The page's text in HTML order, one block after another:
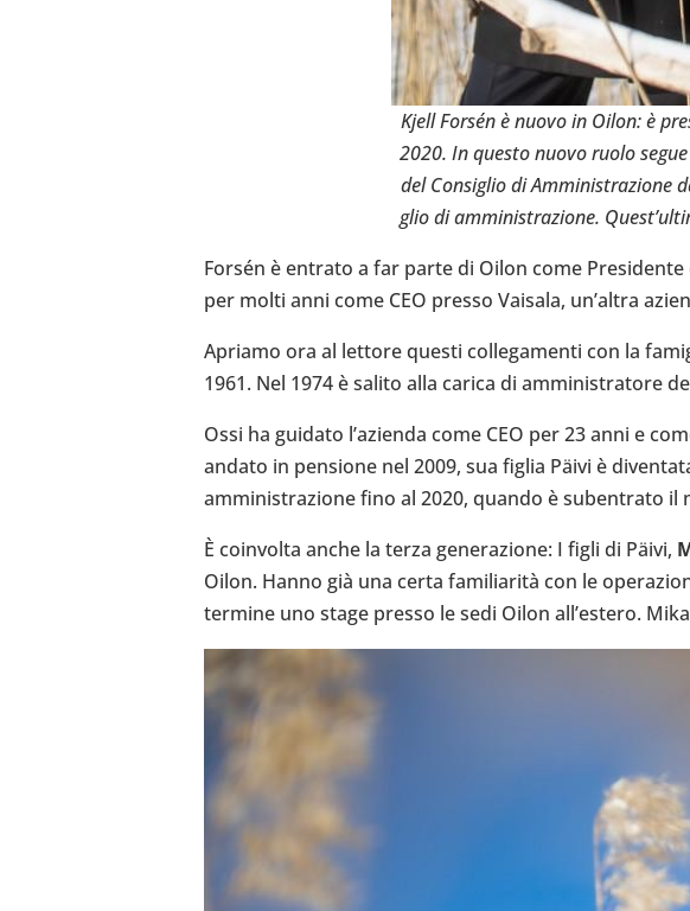
Kjell Forsén è nuovo in Oilon: è
2020. In questo nuovo ruolo
del Con­si­glio di Ammi­ni­stra­zione
glio di ammi­ni­stra­zione.
Forsén è entrato a far parte di Oilon come
per molti anni come CEO presso Vaisala, un’al­tra
Apriamo ora al lettore questi col­le­ga­menti con la
1961. Nel 1974 è salito alla carica di ammi­ni­stra­tore
Ossi ha guidato l’a­zienda come CEO per 23 anni e
andato in pen­sione nel 2009, sua figlia Päivi è
ammi­ni­stra­zione fino al 2020, quando è suben­trato il
È coin­volta anche la terza gene­ra­zione: I figli di Päivi,
Oilon. Hanno già una certa familiarità con le
termine uno stage presso le sedi Oilon all’e­stero.